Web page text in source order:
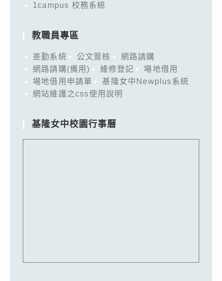
1campus 校務系統
教職員專區
差勤系統 公文簽核
網路請購
網路請購(備用)
維修登記
場地借用
場地借用申請單
基隆女中Newplus系統
網站維護之css使用說明
基隆女中校園行事曆